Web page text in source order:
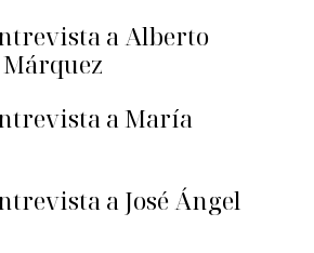
a Alberto
a María
a José Ángel